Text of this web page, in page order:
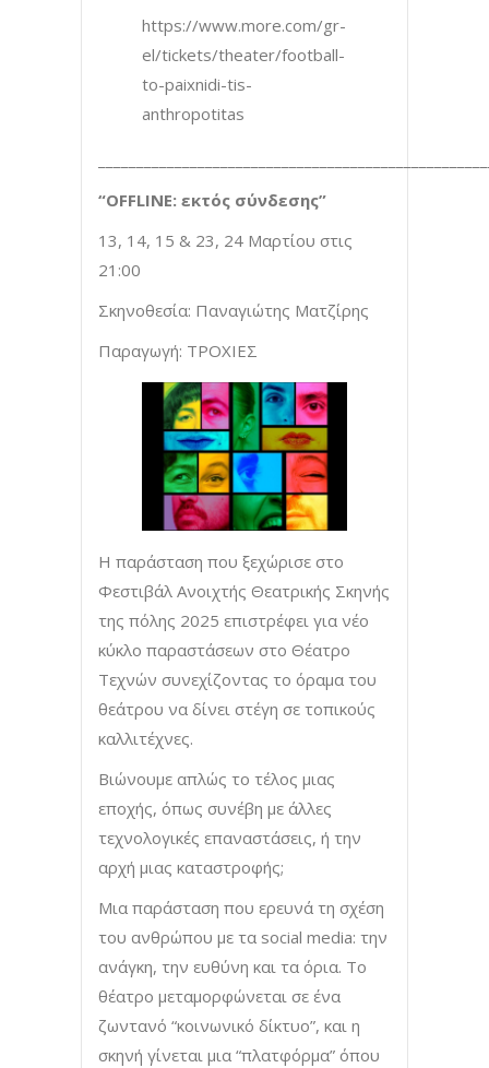
https://www.more.com/gr-
el/tickets/theater/football-
to-paixnidi-tis-
anthropotitas
“OFFLINE: εκτός σύνδεσης”
13, 14, 15 & 23, 24 Μαρτίου στις
21:00
Σκηνοθεσία: Παναγιώτης Ματζίρης
Παραγωγή: ΤΡΟΧΙΕΣ
Η παράσταση που ξεχώρισε στο
Φεστιβάλ Ανοιχτής Θεατρικής Σκηνής
της πόλης 2025 επιστρέφει για νέο
κύκλο παραστάσεων στο Θέατρο
Τεχνών συνεχίζοντας το όραμα του
θεάτρου να δίνει στέγη σε τοπικούς
καλλιτέχνες.
Βιώνουμε απλώς το τέλος μιας
εποχής, όπως συνέβη με άλλες
τεχνολογικές επαναστάσεις, ή την
αρχή μιας καταστροφής;
Μια παράσταση που ερευνά τη σχέση
του ανθρώπου με τα social media: την
ανάγκη, την ευθύνη και τα όρια. Το
θέατρο μεταμορφώνεται σε ένα
ζωντανό “κοινωνικό δίκτυο”, και η
σκηνή γίνεται μια “πλατφόρμα” όπου